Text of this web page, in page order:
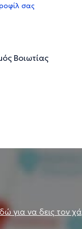
σας
Βοιωτίας
για να δεις τον